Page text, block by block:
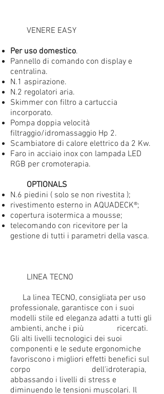
​ VENERE EASY
Per uso domestico.​
Pannello di comando con display e
centralina.
N.1 aspirazione.
N.2 regolatori aria.
Skimmer con filtro a cartuccia
incorporato.
Pompa doppia velocità
filtraggio/idromassaggio Hp 2.
Scambiatore di calore elettrico da 2 Kw.
Faro in acciaio inox con lampada LED
RGB per cromoterapia.
OPTIONALS
N.6 piedini ( solo se non rivestita );
rivestimento esterno in AQUADECK®;
copertura isotermica a mousse;
telecomando con ricevitore per la
gestione di tutti i parametri della vasca.
LINEA TECNO
La linea TECNO, consigliata per uso
professionale, garantisce con i suoi
modelli stile ed eleganza adatti a tutti gli
ambienti, anche i più ricercati.
Gli alti livelli tecnologici dei suoi
componenti e le sedute ergonomiche
favoriscono i migliori effetti benefici sul
corpo dell'idroterapia,
abbassando i livelli di stress e
diminuendo le tensioni muscolari. Il